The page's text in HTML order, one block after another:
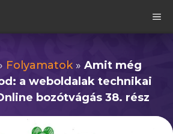
Folyamatok» Amit még
a weboldalak technikai
bozótvágás 38. rész